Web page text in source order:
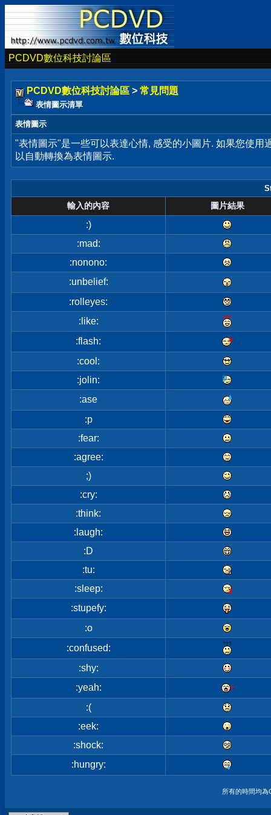
PCDVD數位科技討論區
PCDVD數位科技討論區 > 常見問題
表情圖示清單
表情圖示
"表情圖示"是一些可以表達心情, 感受的小圖片. 如果您使
以自動轉換為表情圖示.
輸入的內容 圖片結果
:)
:mad:
:nonono:
:unbelief:
:rolleyes:
:like:
:flash:
:cool:
:jolin:
:ase
:p
:fear:
:agree:
;)
:cry:
:think:
:laugh:
:D
:tu:
:sleep:
:stupefy:
:o
:confused:
:shy:
:yeah:
:(
:eek:
:shock:
:hungry:
所有的時間均為